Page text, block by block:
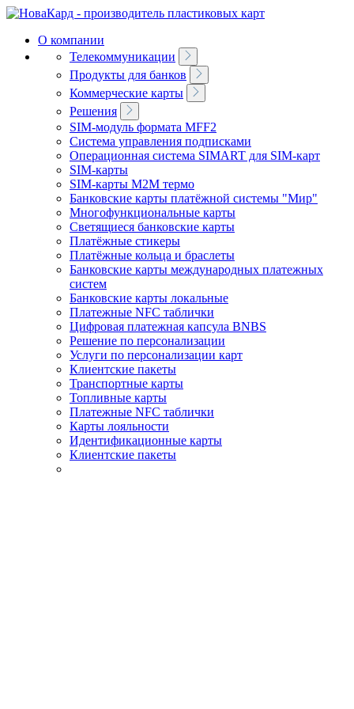
О компании
Телекоммуникации
Продукты для банков
Коммерческие карты
Решения
SIM-модуль формата MFF2
Система управления подписками
Операционная система SIMART для SIM-карт
SIM-карты
SIM-карты M2M термо
Банковские карты платёжной системы "Мир"
Многофункциональные карты
Светящиеся банковские карты
Платёжные стикеры
Платёжные кольца и браслеты
Банковские карты международных платежных
систем
Банковские карты локальные
Платeжные NFC таблички
Цифровая платeжная капсула BNBS
Решение по персонализации
Услуги по персонализации карт
Клиентские пакеты
Транспортные карты
Топливные карты
Платeжные NFC таблички
Карты лояльности
Идентификационные карты
Клиентские пакеты